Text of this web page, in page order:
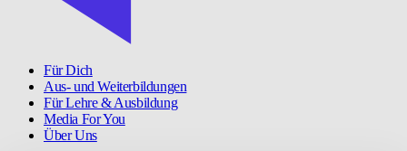
Für Dich
Aus- und Weiterbildungen
Für Lehre & Ausbildung
Media For You
Über Uns